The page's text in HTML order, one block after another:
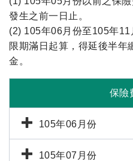
發生之前一日止。
(2) 105年06月份至105年
限期滿日起算，得延後半年
金。
保險
105年06月份
105年07月份